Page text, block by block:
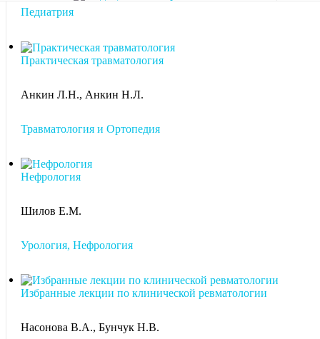
Педиатрия
Практическая травматология
Анкин Л.Н., Анкин Н.Л.
Травматология и Ортопедия
Нефрология
Шилов Е.М.
Урология, Нефрология
Избранные лекции по клинической ревматологии
Насонова В.А., Бунчук Н.В.